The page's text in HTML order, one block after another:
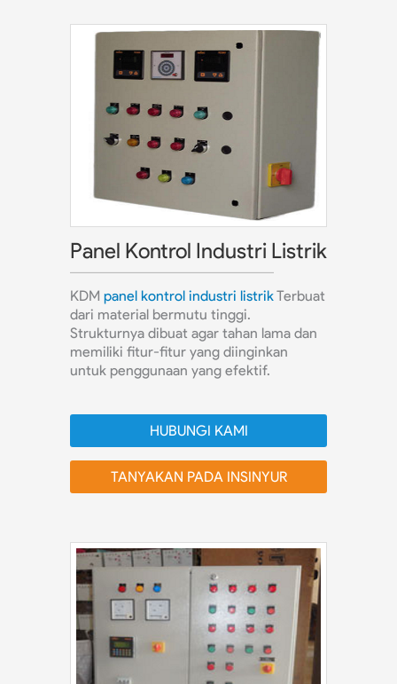
Panel Kontrol Industri Listrik
KDM panel kontrol industri listrikTerbuat
dari material bermutu tinggi.
Strukturnya dibuat agar tahan lama dan
memiliki fitur-fitur yang diinginkan
untuk penggunaan yang efektif.
HUBUNGI KAMI
TANYAKAN PADA INSINYUR